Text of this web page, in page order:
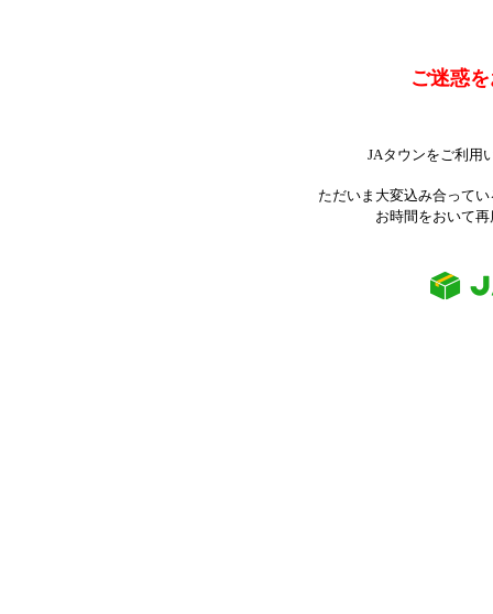
ご迷惑
JAタウンをご利用
ただいま大変込み合って
お時間をおいて